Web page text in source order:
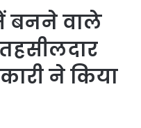
बनने वाले
ने किया